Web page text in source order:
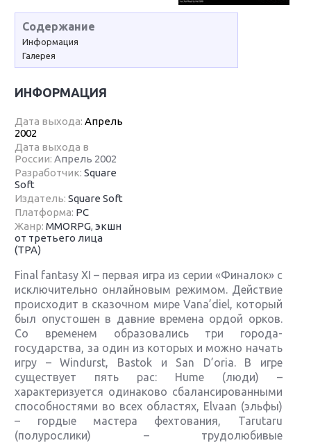
Содержание
Информация
Галерея
ИНФОРМАЦИЯ
Дата выхода:Апрель
2002
Дата выхода в
России:Апрель 2002
Разработчик:Square
Soft
Издатель:Square Soft
Платформа: PC
Жанр:MMORPG,экшн
от третьего лица
(TPA)
Final fantasy XI – первая игра из серии «Финалок» с
исключительно онлайновым режимом. Действие
происходит в сказочном мире Vana’diel, который
был опустошен в давние времена ордой орков.
Со временем образовались три города-
государства, за один из которых и можно начать
игру – Windurst, Bastok и San D’oria. В игре
существует пять рас: Hume (люди) –
характеризуется одинаково сбалансированными
способностями во всех областях, Elvaan (эльфы)
– гордые мастера фехтования, Tarutaru
(полурослики) – трудолюбивые